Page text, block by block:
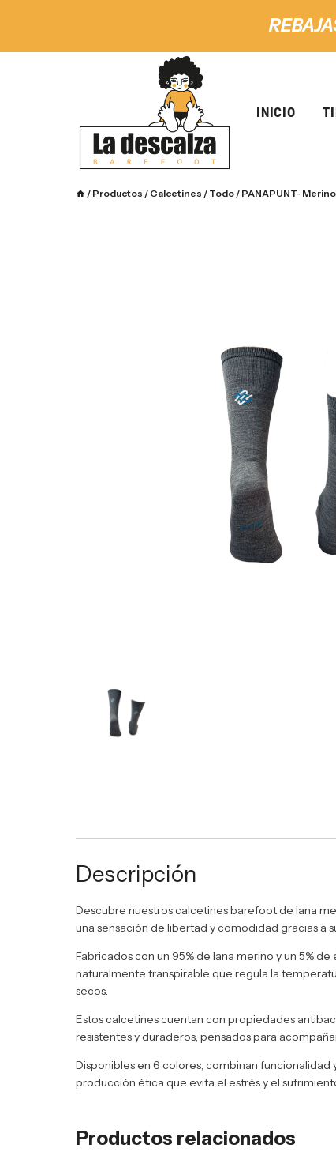
INICIO
/ Productos / Calcetines / Todo / PANAPUNT- Merino
Descripción
Descubre nuestros calcetines barefoot de lana
una sensación de libertad y comodidad gracias a
Fabricados con un 95% de lana merino y un 5%
naturalmente transpirable que regula la
secos.
Estos calcetines cuentan con propiedades
resistentes y duraderos, pensados para
Disponibles en 6 colores, combinan
producción ética que evita el estrés y el
Productos relacionados